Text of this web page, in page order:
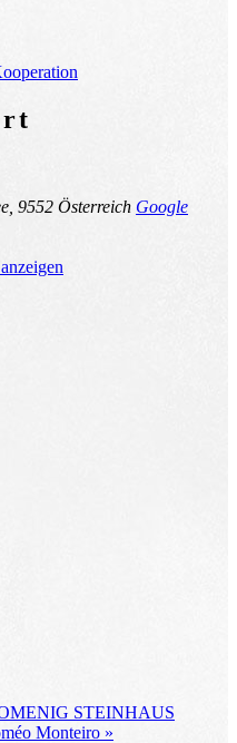
9552 Österreich Google
STEINHAUS
Monteiro »